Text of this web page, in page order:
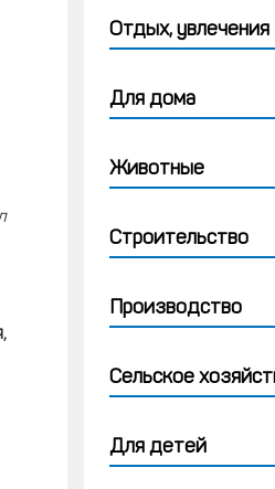
Отдых, увлечения
Для дома
Животные
Строительство
Производство
Сельское
Для детей